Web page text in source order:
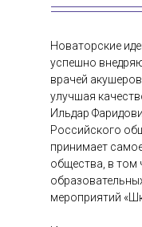
Новаторские
успешно
врачей
улучшая
Ильдар
Российского
принимает
общества, в том
мероприятий